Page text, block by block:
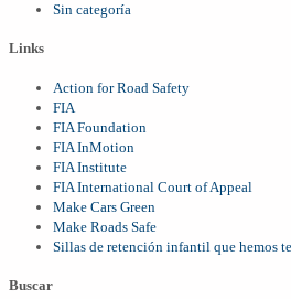
Sin categoría
Links
Action for Road Safety
FIA
FIA Foundation
FIA InMotion
FIA Institute
FIA International Court of Appeal
Make Cars Green
Make Roads Safe
Sillas de retención infantil que hemos
Buscar